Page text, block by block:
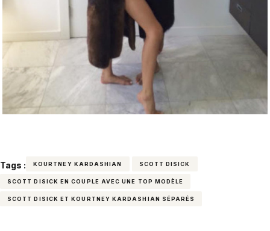
Tags : KOURTNEY KARDASHIAN SCOTT DISICK
SCOTT DISICK EN COUPLE AVEC UNE TOP MODÈLE
SCOTT DISICK ET KOURTNEY KARDASHIAN SÉPARÉS